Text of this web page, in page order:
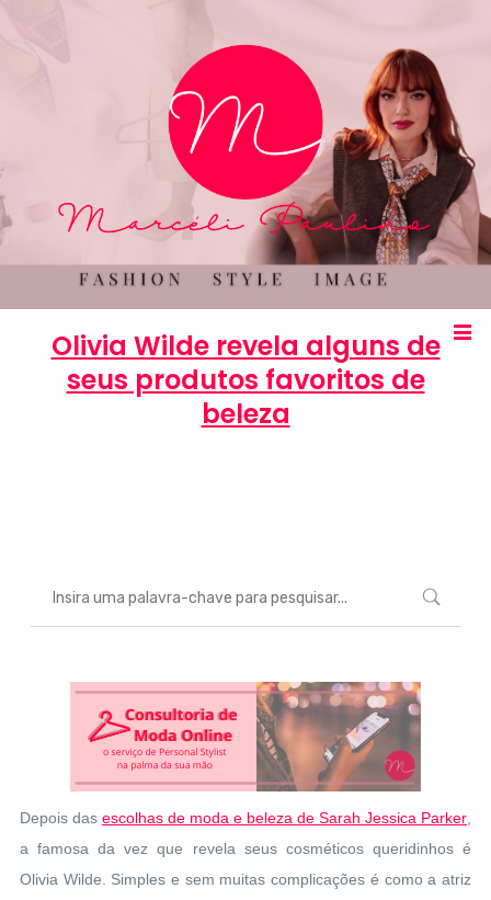
Olivia Wilde revela alguns de
seus produtos favoritos de
beleza
Depois das escolhas de moda e beleza de Sarah Jessica Parker
a famosa da vez que revela seus cosméticos queridinhos é
Olivia Wilde. Simples e sem muitas complicações é como a atriz